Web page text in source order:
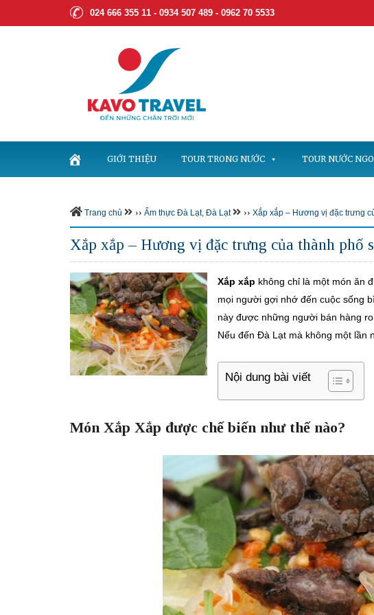
024 666 355 11 - 0934 507 489 - 0962 70 5533
GIỚI THIỆU TOUR TRONG NƯỚC TOUR NƯỚC
Trang chủ ›› Ẩm thực Đà Lạt, Đà Lạt ›› Xắp xắp – Hương vị đặc trưng
Xắp xắp – Hương vị đặc trưng của thành phố
Xắp xắp không chỉ là một món ăn
mọi người gợi nhớ đến cuộc sống
này được những người bán hàng
Nếu đến Đà Lạt mà không một lần
Nội dung bài viết
Món Xắp Xắp được chế biến như thế nào?